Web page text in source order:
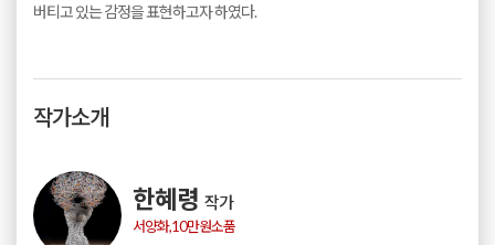
버티고 있는 감정을 표현하고자 하였다.
작가소개
한혜령 작가
서양화,10만원소품